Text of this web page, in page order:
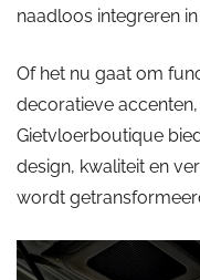
naadloos integreren
Of het nu gaat om
decoratieve
Gietvloerboutique
design, kwaliteit en
wordt